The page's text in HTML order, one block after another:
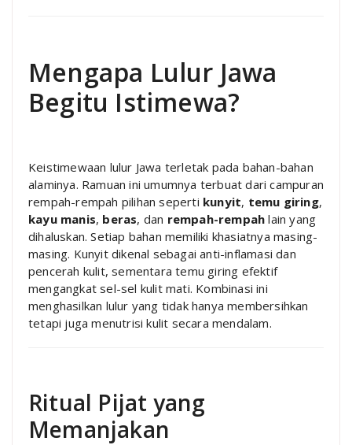
Mengapa Lulur Jawa
Begitu Istimewa?
Keistimewaan lulur Jawa terletak pada bahan-bahan
alaminya. Ramuan ini umumnya terbuat dari campuran
rempah-rempah pilihan seperti kunyit, temu giring,
kayu manis, beras, dan rempah-rempah lain yang
dihaluskan. Setiap bahan memiliki khasiatnya masing-
masing. Kunyit dikenal sebagai anti-inflamasi dan
pencerah kulit, sementara temu giring efektif
mengangkat sel-sel kulit mati. Kombinasi ini
menghasilkan lulur yang tidak hanya membersihkan
tetapi juga menutrisi kulit secara mendalam.
Ritual Pijat yang
Memanjakan